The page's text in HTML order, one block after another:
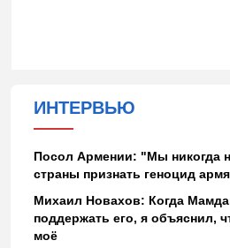
ИНТЕРВЬЮ
Посол Армении: "Мы никогда
страны признать геноцид
Михаил Новахов: Когда
поддержать его, я объяснил,
моё